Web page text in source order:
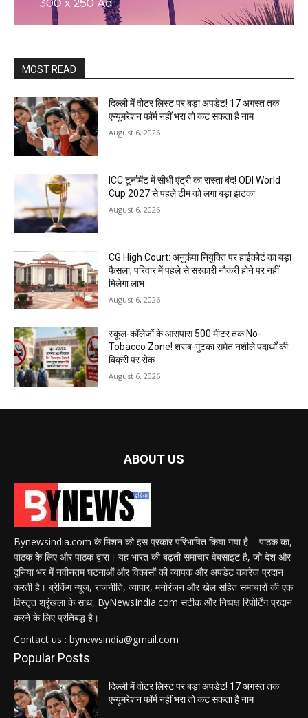
MOST READ
दिल्ली में वोटर लिस्ट पर बड़ा अपडेट! 17 अगस्त तक
एन्यूमरेशन फॉर्म नहीं भरा तो कट सकता है नाम
August 6, 2026
ICC टूर्नामेंट में सीधी एंट्री का रास्ता बंद! ODI World
Cup 2027 से पहले टीम को लगा बड़ा झटका
August 6, 2026
CG High Court: अनुकंपा नियुक्ति पर हाईकोर्ट का बड़ा
फैसला, परिवार में पहले से सरकारी नौकरी होने पर नहीं
मिलेगा लाभ
August 6, 2026
स्कूल-कॉलेजों के आसपास 500 मीटर तक No-
Tobacco Zone! शराब-गुटका समेत नशीले पदार्थों की
बिक्री पर रोक
August 6, 2026
ABOUT US
Bynewsindia.com के मिशन को इस प्रकार परिभाषित किया गया है – पाठक का,
पाठक के लिए और पाठक द्वारा। यह भारत की बढ़ती समाचार वेबसाइट है, जो देश और
दुनिया भर में नवीनतम घटनाओं और विकासों की व्यापक और अपडेट कवरेज प्रदान
करती है। ब्रेकिंग न्यूज, राजनीति, व्यापार, मनोरंजन और खेल सहित समाचारों की एक
विस्तृत श्रृंखला के साथ, ByNewsIndia.com सटीक और निष्पक्ष रिपोर्टिंग प्रदान
करने के लिए प्रतिबद्ध है।
Contact us : bynewsindia@gmail.com
Popular Posts
दिल्ली में वोटर लिस्ट पर बड़ा अपडेट! 17 अगस्त तक
एन्यूमरेशन फॉर्म नहीं भरा तो कट सकता है नाम